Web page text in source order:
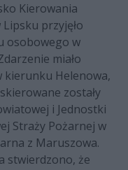
Kierowania
przyjęło
osobowego w
miało
kierunku Helenowa,
zostały
i Jednostki
Straży Pożarnej w
z Maruszowa.
stwierdzono, że